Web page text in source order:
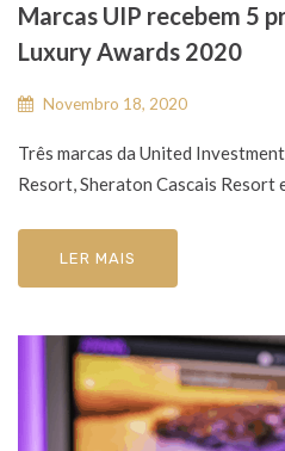
Marcas UIP recebem 5
Luxury Awards 2020
Novembro 18, 2020
Três marcas da United
Resort, Sheraton Cascais Resort
LER MAIS